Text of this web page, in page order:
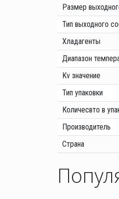
Размер
Тип выходного
Хладагенты
Диапазон
Kv значение
Тип упаковки
Количесвто в
Производитель
Страна